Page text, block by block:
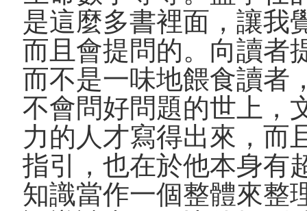
是這麼多書裡面，讓我
而且會提問的。向讀者
而不是一味地餵食讀者
不會問好問題的世上，
力的人才寫得出來，而
指引，也在於他本身有
知識當作一個整體來整